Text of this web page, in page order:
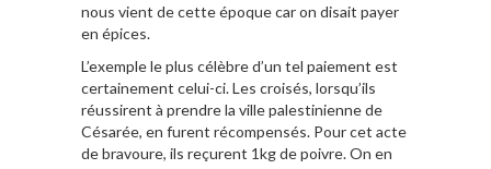
nous vient de cette époque car on disait payer
en épices.
L’exemple le plus célèbre d’un tel paiement est
certainement celui-ci. Les croisés, lorsqu’ils
réussirent à prendre la ville palestinienne de
Césarée, en furent récompensés. Pour cet acte
de bravoure, ils reçurent 1kg de poivre. On en